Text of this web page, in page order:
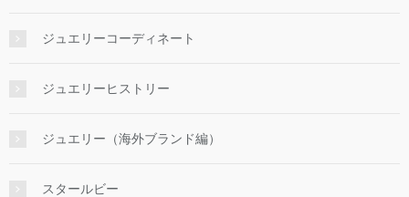
ジュエリーコーディネート
ジュエリーヒストリー
ジュエリー（海外ブランド編）
スタールビー